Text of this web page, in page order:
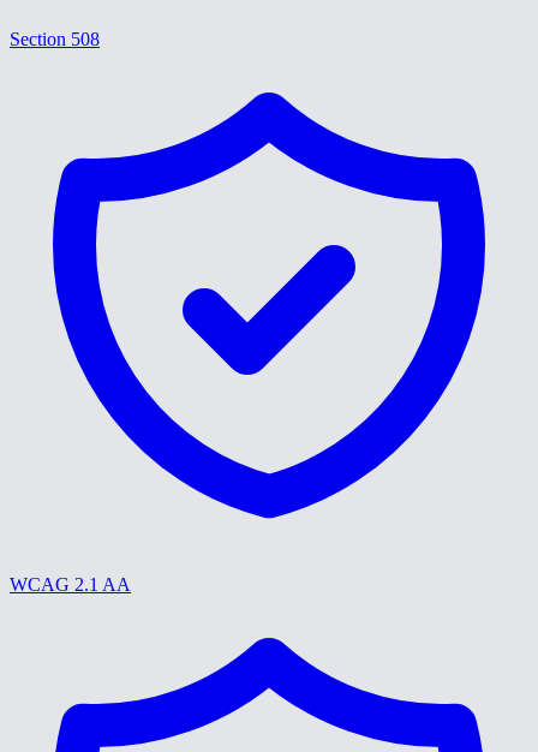
Section 508
WCAG 2.1 AA